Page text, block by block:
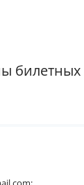
билетных